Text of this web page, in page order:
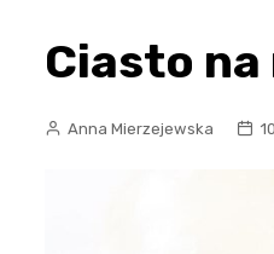
Ciasto
Anna Mierzejewska